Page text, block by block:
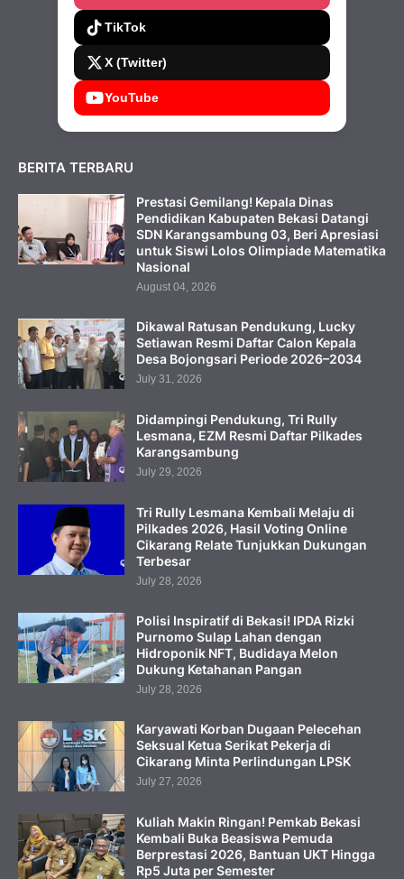
TikTok
X (Twitter)
YouTube
BERITA TERBARU
Prestasi Gemilang! Kepala Dinas
Pendidikan Kabupaten Bekasi Datangi
SDN Karangsambung 03, Beri Apresiasi
untuk Siswi Lolos Olimpiade Matematika
Nasional
August 04, 2026
Dikawal Ratusan Pendukung, Lucky
Setiawan Resmi Daftar Calon Kepala
Desa Bojongsari Periode 2026–2034
July 31, 2026
Didampingi Pendukung, Tri Rully
Lesmana, EZM Resmi Daftar Pilkades
Karangsambung
July 29, 2026
Tri Rully Lesmana Kembali Melaju di
Pilkades 2026, Hasil Voting Online
Cikarang Relate Tunjukkan Dukungan
Terbesar
July 28, 2026
Polisi Inspiratif di Bekasi! IPDA Rizki
Purnomo Sulap Lahan dengan
Hidroponik NFT, Budidaya Melon
Dukung Ketahanan Pangan
July 28, 2026
Karyawati Korban Dugaan Pelecehan
Seksual Ketua Serikat Pekerja di
Cikarang Minta Perlindungan LPSK
July 27, 2026
Kuliah Makin Ringan! Pemkab Bekasi
Kembali Buka Beasiswa Pemuda
Berprestasi 2026, Bantuan UKT Hingga
Rp5 Juta per Semester